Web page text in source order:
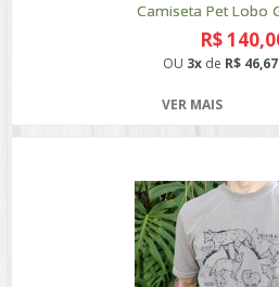
Camiseta Pet Lobo
R$
OU 3x de R$ 46,67
VER MAIS